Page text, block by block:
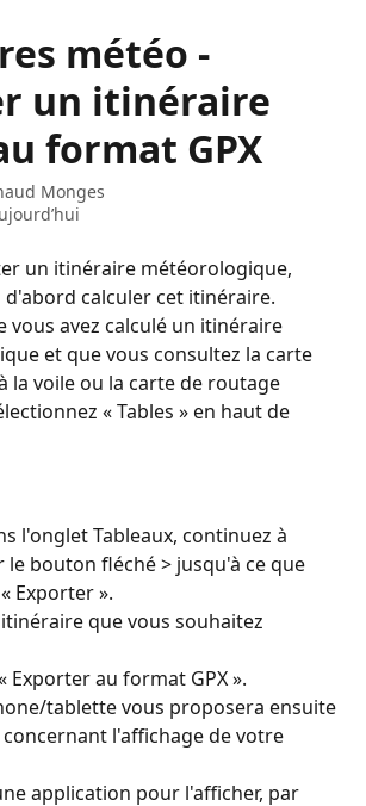
météo -
un itinéraire
format GPX
Monges
un itinéraire météorologique,
d'abord calculer cet itinéraire.
vous avez calculé un itinéraire
et que vous consultez la carte
la voile ou la carte de routage
« Tables » en haut de
l'onglet Tableaux, continuez à
le bouton fléché > jusqu'à ce que
Exporter ».
que vous souhaitez
Exporter au format GPX ».
tablette vous proposera ensuite
l'affichage de votre
application pour l'afficher, par